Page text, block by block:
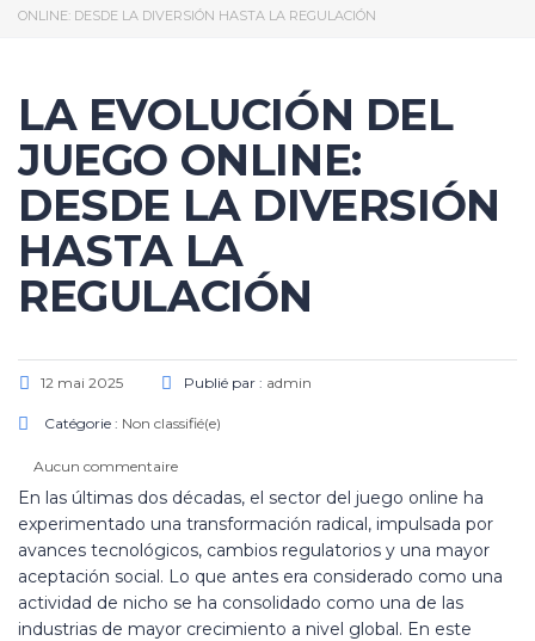
ONLINE: DESDE LA DIVERSIÓN HASTA LA REGULACIÓN
LA EVOLUCIÓN DEL
JUEGO ONLINE:
DESDE LA DIVERSIÓN
HASTA LA
REGULACIÓN
12 mai 2025 Publié par : admin
Catégorie : Non classifié(e)
Aucun commentaire
En las últimas dos décadas, el sector del juego online ha
experimentado una transformación radical, impulsada por
avances tecnológicos, cambios regulatorios y una mayor
aceptación social. Lo que antes era considerado como una
actividad de nicho se ha consolidado como una de las
industrias de mayor crecimiento a nivel global. En este